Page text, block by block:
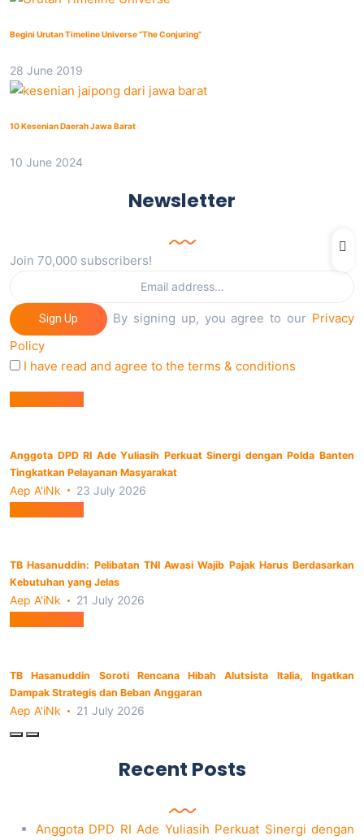
Begini Urutan Timeline Universe “The Conjuring”
28 June 2019
10 Kesenian Daerah Jawa Barat
10 June 2024
Newsletter
Join 70,000 subscribers!
Sign Up By signing up, you agree to our Privacy
Policy
I have read and agree to the terms & conditions
Berita Utama
Anggota DPD RI Ade Yuliasih Perkuat Sinergi dengan Polda Banten
Tingkatkan Pelayanan Masyarakat
Aep A'iNk 23 July 2026
Berita Utama
TB Hasanuddin: Pelibatan TNI Awasi Wajib Pajak Harus Berdasarkan
Kebutuhan yang Jelas
Aep A'iNk 21 July 2026
Berita Utama
TB Hasanuddin Soroti Rencana Hibah Alutsista Italia, Ingatkan
Dampak Strategis dan Beban Anggaran
Aep A'iNk 21 July 2026
Recent Posts
Anggota DPD RI Ade Yuliasih Perkuat Sinergi dengan